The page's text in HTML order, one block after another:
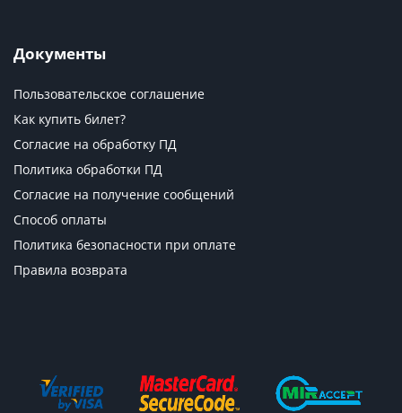
Документы
Пользовательское соглашение
Как купить билет?
Согласие на обработку ПД
Политика обработки ПД
Согласие на получение сообщений
Способ оплаты
Политика безопасности при оплате
Правила возврата